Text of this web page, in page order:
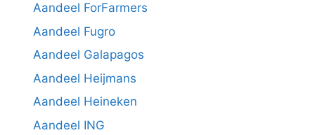
Aandeel ForFarmers
Aandeel Fugro
Aandeel Galapagos
Aandeel Heijmans
Aandeel Heineken
Aandeel ING